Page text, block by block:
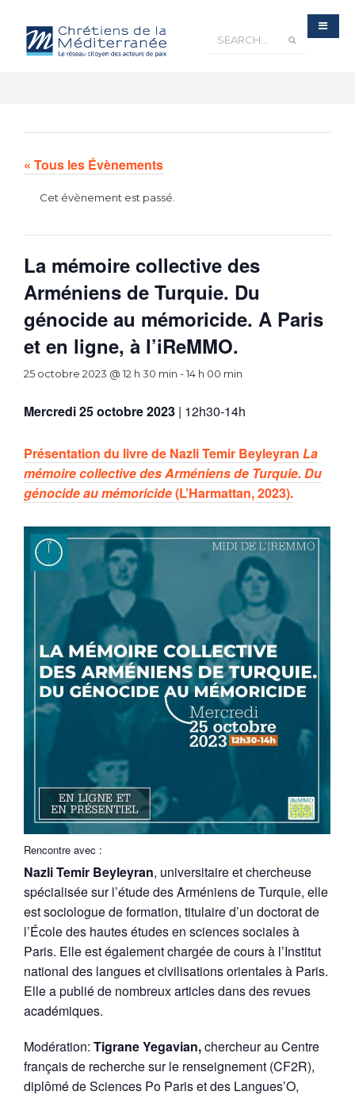
« Tous les Évènements
Cet évènement est passé.
La mémoire collective des
Arméniens de Turquie. Du
génocide au mémoricide. A Paris
et en ligne, à l’iReMMO.
25 octobre 2023 @ 12 h 30 min -14 h 00 min
Mercredi 25 octobre 2023 | 12h30-14h
Présentation du livre de Nazli Temir Beyleyran La
mémoire collective des Arméniens de Turquie. Du
génocide au mémoricide(L’Harmattan, 2023).
Rencontre avec :
Nazli Temir Beyleyran, universitaire et chercheuse
spécialisée sur l’étude des Arméniens de Turquie, elle
est sociologue de formation, titulaire d’un doctorat de
l’École des hautes études en sciences sociales à
Paris. Elle est également chargée de cours à l’Institut
national des langues et civilisations orientales à Paris.
Elle a publié de nombreux articles dans des revues
académiques.
Modération: Tigrane Yegavian,chercheur au Centre
français de recherche sur le renseignement (CF2R),
diplômé de Sciences Po Paris et des Langues’O,